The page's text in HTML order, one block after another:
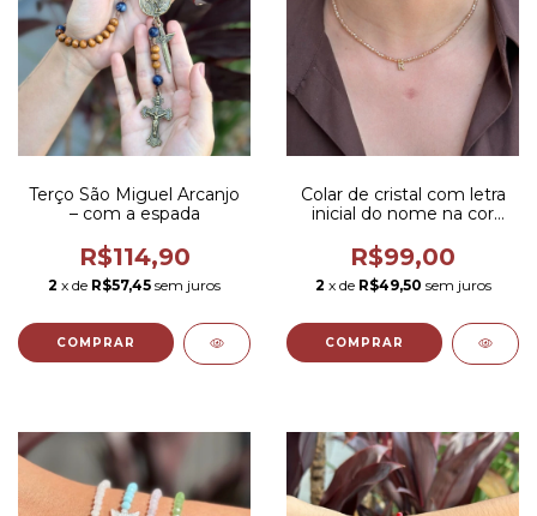
Terço São Miguel Arcanjo
– com a espada
R$114,90
2 x de R$57,45 sem juros
Colar de cristal com letra
inicial do nome na cor
R$99,00
2 x de R$49,50 sem juros
COMPRAR